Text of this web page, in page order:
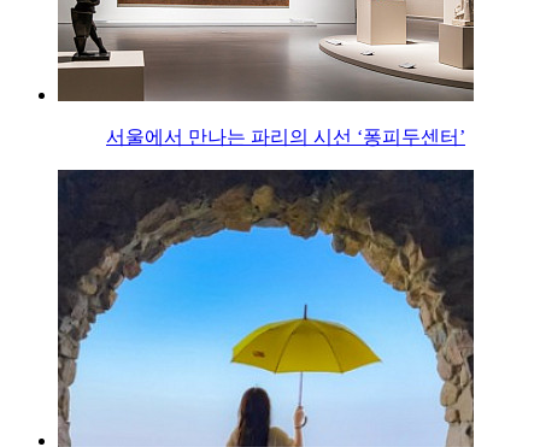
서울에서 만나는 파리의 시선 ‘퐁피두센터’